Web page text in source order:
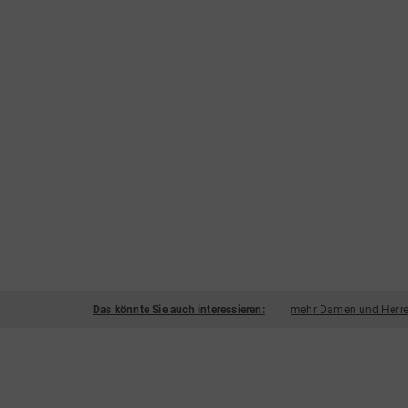
Das könnte Sie auch interessieren: mehr Damen und